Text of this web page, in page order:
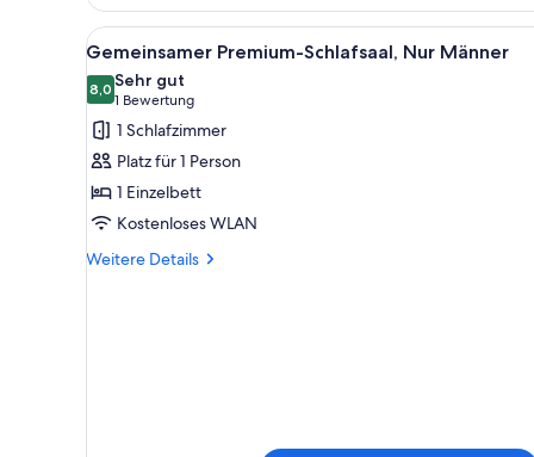
Schlafsaal
Alle
Fotos
für
Gemeinsamer
Premium-
Schlafsaal,
Nur
Männer
anzeigen
Ein Etagenbett mit
4
Gemeinsamer Premium-Schlafsaal, Nur Männer
8,08,0 von 10
Sehr gut
1 Bewertung
(1
Bewertung)
1 Schlafzimmer
Platz für 1 Person
1 Einzelbett
Kostenloses WLAN
Weitere Details
Weitere